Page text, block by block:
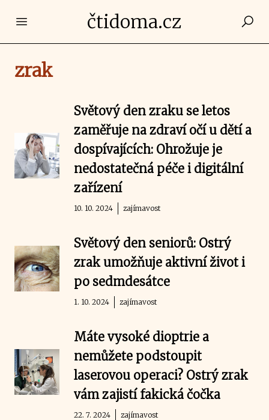
Open main menučtidoma.cz
zrak
Světový den zraku se letos
zaměřuje na zdraví očí u dětí a
dospívajících: Ohrožuje je
nedostatečná péče i digitální
zařízení
10. 10. 2024 zajímavost
Světový den seniorů: Ostrý
zrak umožňuje aktivní život i
po sedmdesátce
1. 10. 2024 zajímavost
Máte vysoké dioptrie a
nemůžete podstoupit
laserovou operaci? Ostrý zrak
vám zajistí fakická čočka
22. 7. 2024 zajímavost